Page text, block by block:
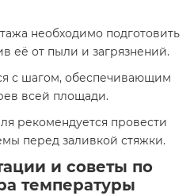
необходимо подготовить
её от пыли и загрязнений.​
с шагом, обеспечивающим
всей площади.​
рекомендуется провести
перед заливкой стяжки.​
и советы по
температуры